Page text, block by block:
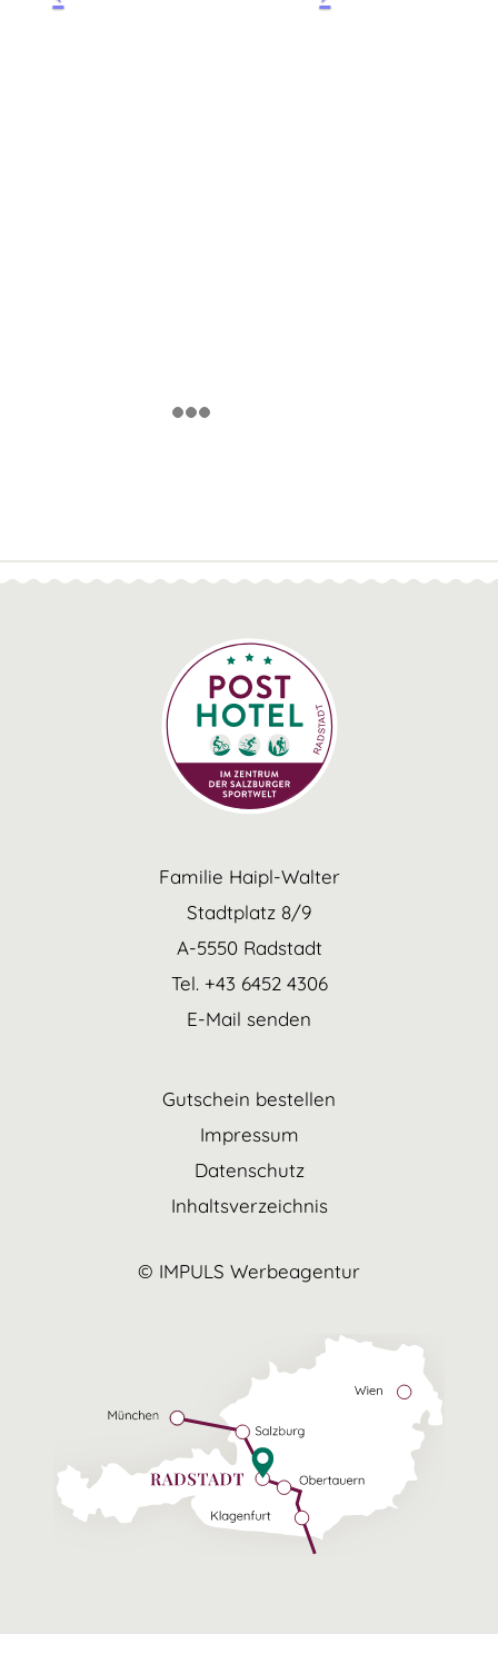
Familie Haipl-Walter
Stadtplatz 8/9
A-5550 Radstadt
Tel. +43 6452 4306
E-Mail senden
Gutschein bestellen
Impressum
Datenschutz
Inhaltsverzeichnis
© IMPULS Werbeagentur